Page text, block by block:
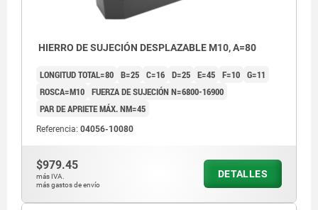
HIERRO DE SUJECIÓN DESPLAZABLE M10, A=80
LONGITUD TOTAL=80 B=25 C=16 D=25 E=45 F=10 G=11
ROSCA=M10 FUERZA DE SUJECIÓN N=6800-16900
PAR DE APRIETE MÁX. NM=45
Referencia: 04056-10080
$979.45
más IVA.
más gastos de envío
DETALLES